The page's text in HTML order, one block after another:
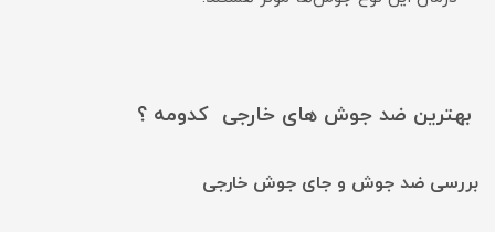
بهترین ضد جوش های خارجی کدومه ؟
بررسی ضد جوش و جای جوش خارجی